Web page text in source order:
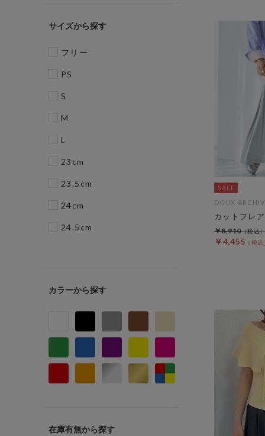
サイズ
フリー
PS
S
M
L
23cm
23.5cm
24cm
24.5cm
カラー
在庫有無
DOUX
カットフレ
￥4,455
￥8,910